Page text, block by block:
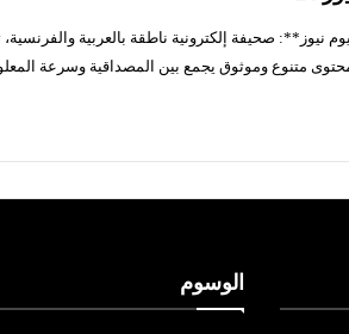
صحيفة إلكترونية ناطقة بالعربية والفرنسية،
متنوع وموثوق يجمع بين المصداقية وسرعة
الوسوم